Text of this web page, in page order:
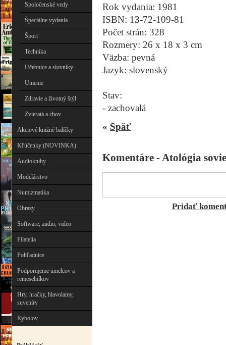
Spoločenské vedy
Špeciálne vydania
Šport
Technika
Učebnice a slovníky
Umenie
Zdravie a životný štýl
Zvieratá a chov
Akciové knižné balíčky
Kľúčenky (NOVINKA)
Audioknihy
Modelárstvo
Numizmatika
Obrazy
Software, audio, video
Filatelia
Pohľadnice
Podporujeme umelcov a
remeselníkov
Hry, hračky, hlavolamy,
suveníry
Rybolov
Rok vydania: 1981
ISBN: 13-72-109-81
Počet strán: 328
Rozmery: 26 x 18 x 3 cm
Väzba: pevná
Jazyk: slovenský
Stav:
- zachovalá
« Späť
Komentáre - Atológia
Pridať